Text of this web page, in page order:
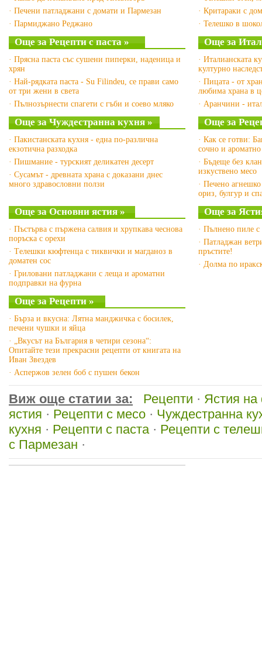
· Печени патладжани с домати и Пармезан
· Пармиджано Реджано
· Критараки с
· Телешко в
Още за Рецепти с паста »
· Прясна паста със сушени пиперки, наденица и
хрян
· Най-рядката паста - Su Filindeu, се прави само
от три жени в света
· Пълнозърнести спагети с гъби и соево мляко
Още за
· Италианската
културно
· Пицата - от
любима храна в
· Аранчини -
Още за Чуждестранна кухня »
· Пакистанската кухня - една по-различна
екзотична разходка
· Пишмание - турският деликатен десерт
· Сусамът - древната храна с доказани днес
много здравословни ползи
Още за
· Как се готви:
сочно и ароматно
· Бъдеще без
изкуствено месо
· Печено
ориз, булгур и
Още за Основни ястия »
· Пъстърва с пържена салвия и хрупкава чеснова
поръска с орехи
· Tелешки кюфтенца с тиквички и магданоз в
доматен сос
· Гриловани патладжани с леща и ароматни
подправки на фурна
Още за
· Пълнено пиле с
· Патладжан
пръстите!
· Долма по
Още за Рецепти »
· Бърза и вкусна: Лятна манджичка с босилек,
печени чушки и яйца
· „Вкусът на България в четири сезона“:
Опитайте тези прекрасни рецепти от книгата на
Иван Звездев
· Аспержов зелен боб с пушен бекон
Виж още статии за: Рецепти · Ястия
ястия · Рецепти с месо · Чуждестранна
кухня · Рецепти с паста· Рецепти с
с Пармезан ·